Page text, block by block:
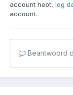
account hebt, log
account.
Beantwoord